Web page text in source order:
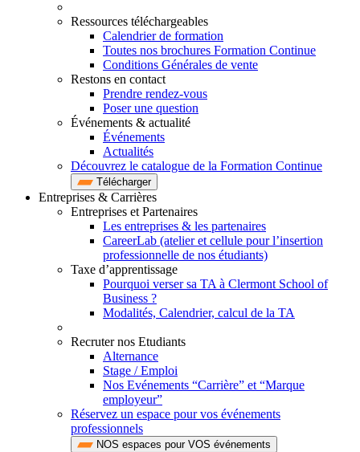
Ressources téléchargeables
Calendrier de formation
Toutes nos brochures Formation Continue
Conditions Générales de vente
Restons en contact
Prendre rendez-vous
Poser une question
Événements & actualité
Événements
Actualités
Découvrez le catalogue de la Formation Continue
Télécharger
Entreprises & Carrières
Entreprises et Partenaires
Les entreprises & les partenaires
CareerLab (atelier et cellule pour l’insertion
professionnelle de nos étudiants)
Taxe d’apprentissage
Pourquoi verser sa TA à Clermont School of
Business ?
Modalités, Calendrier, calcul de la TA
Recruter nos Etudiants
Alternance
Stage / Emploi
Nos Evénements “Carrière” et “Marque
employeur”
Réservez un espace pour vos événements
professionnels
NOS espaces pour VOS événements